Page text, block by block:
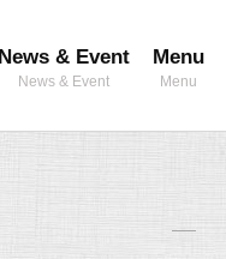
News & Event
News & Event
Menu
Menu